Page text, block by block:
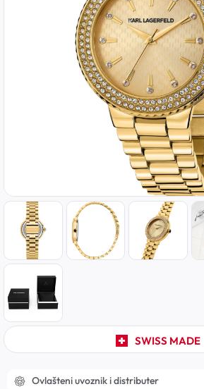
SWISS MADE
Ovlašteni uvoznik i distributer